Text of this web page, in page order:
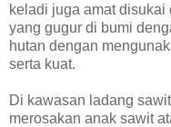
keladi juga amat
yang gugur di bumi
hutan dengan
serta kuat.
Di kawasan ladang
merosakan anak sawit